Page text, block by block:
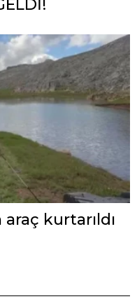
kurtarıldı